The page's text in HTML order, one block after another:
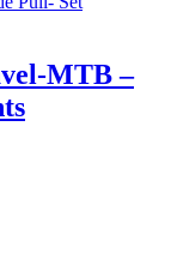
MTB –